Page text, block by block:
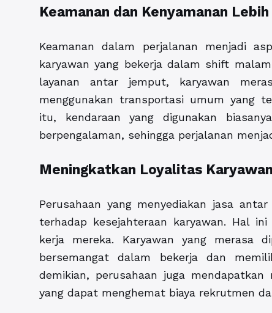
Keamanan dan Kenyamanan
Keamanan dalam perjalanan menjadi
karyawan yang bekerja dalam shift
layanan antar jemput, karyawan
menggunakan transportasi umum yang
itu, kendaraan yang digunakan
berpengalaman, sehingga perjalanan
Meningkatkan Loyalitas Karyawan
Perusahaan yang menyediakan jasa
terhadap kesejahteraan karyawan. Hal
kerja mereka. Karyawan yang merasa
bersemangat dalam bekerja dan
demikian, perusahaan juga
yang dapat menghemat biaya rekrutmen